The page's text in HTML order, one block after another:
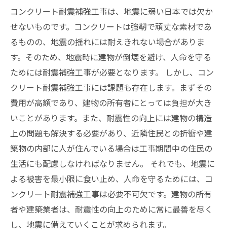
コンクリート耐震補強工事は、地震に弱い日本では欠か
せないものです。コンクリートは強靭で頑丈な素材であ
るものの、地震の揺れには耐えきれない場合がありま
す。そのため、地震時に建物が倒壊を避け、人命を守る
ためには耐震補強工事が必要となります。 しかし、コン
クリート耐震補強工事には課題も存在します。まずその
費用が高額であり、建物の所有者にとっては負担が大き
いことがあります。また、耐震性の向上には建物の構造
上の問題も解決する必要があり、近隣住民との折衝や建
築物の内部に人が住んでいる場合は工事期間中の住民の
生活にも配慮しなければなりません。 それでも、地震に
よる被害を最小限に食い止め、人命を守るためには、コ
ンクリート耐震補強工事は必要不可欠です。建物の所有
者や建築業者は、耐震性の向上のために常に最善を尽く
し、地震に備えていくことが求められます。